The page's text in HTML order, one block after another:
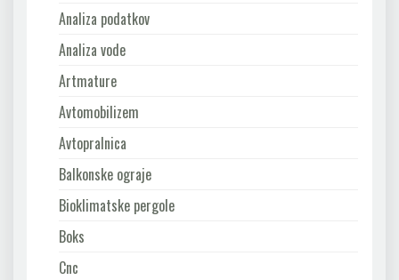
Analiza podatkov
Analiza vode
Artmature
Avtomobilizem
Avtopralnica
Balkonske ograje
Bioklimatske pergole
Boks
Cnc